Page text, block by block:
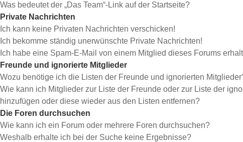
Was bedeutet der „Das Team“-Link auf der Startseite?
Private Nachrichten
Ich kann keine Privaten Nachrichten verschicken!
Ich bekomme ständig unerwünschte Private Nachrichten!
Ich habe eine Spam-E-Mail von einem Mitglied dieses Forums
Freunde und ignorierte Mitglieder
Wozu benötige ich die Listen der Freunde und ignorierten
Wie kann ich Mitglieder zur Liste der Freunde oder zur Liste der
hinzufügen oder diese wieder aus den Listen entfernen?
Die Foren durchsuchen
Wie kann ich ein Forum oder mehrere Foren durchsuchen?
Weshalb erhalte ich bei der Suche keine Ergebnisse?